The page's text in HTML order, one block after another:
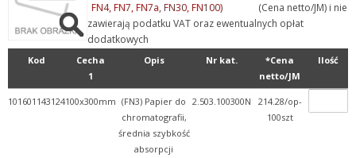
FN4, FN7, FN7a, FN30, FN100)
(Cena netto/JM) i nie
zawierają podatku VAT oraz ewentualnych opłat
dodatkowych
Kod
Cecha
1
Opis Nr kat.
*Cena
netto/JM
Ilość
101601143124100x300mm (FN3) Papier do
chromatografii,
średnia szybkość
absorpcji
2.503.100300N
214.28/op-
100szt